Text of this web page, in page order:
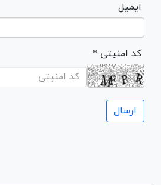
ایمیل
* کد امنیتی